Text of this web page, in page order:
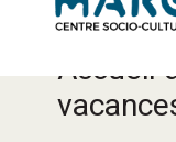
Accueil